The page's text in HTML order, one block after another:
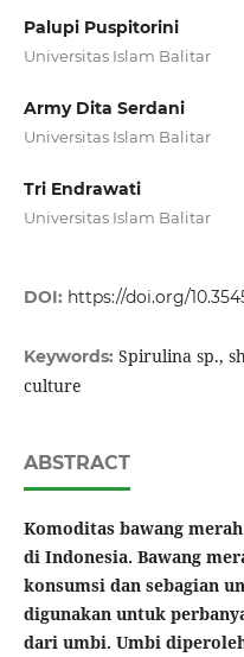
Palupi Puspitorini
Universitas Islam Balitar
Army Dita Serdani
Universitas Islam Balitar
Tri Endrawati
Universitas Islam Balitar
DOI: https://doi.org/
Keywords: Spirulina sp.,
culture
ABSTRACT
Komoditas bawang
di Indonesia. Bawang
konsumsi dan sebagian
digunakan untuk
dari umbi. Umbi